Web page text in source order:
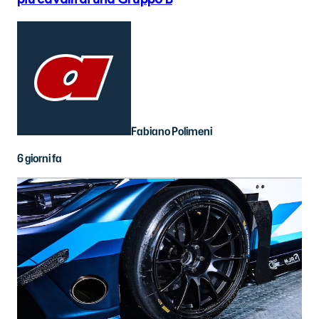
Fabiano Polimeni
6 giorni fa